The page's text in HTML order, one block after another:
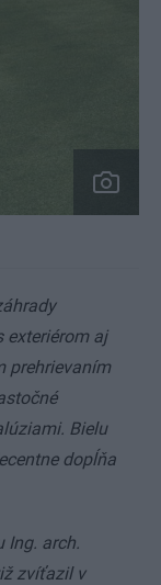
exteriérom aj
prehrievaním
Bielu
dopĺňa
Ing. arch.
zvíťazil v